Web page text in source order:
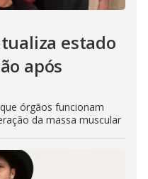
estado
após
órgãos funcionam
da massa muscular